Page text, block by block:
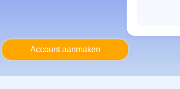
Account aanmaken